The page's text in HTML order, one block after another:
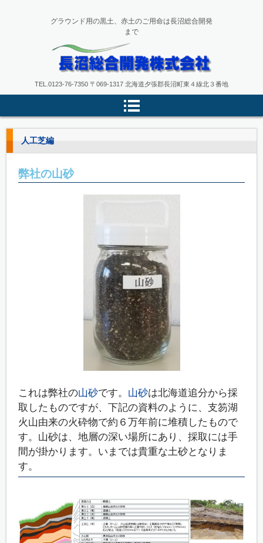
長沼総合開発株式会社
グラウンド用の黒土、赤土のご用命は長沼総合開発
まで
TEL. 0123-76-7350 〒069-1317 北海道夕張郡長沼町東４線北３番地
人工芝編
弊社の山砂
これは弊社の山砂です。 山砂は北海道追分から採
取したものですが、下記の資料のように、支笏湖
火山由来の火砕物で約６万年前に堆積したもので
す。山砂は、地層の深い場所にあり、採取には手
間が掛かります。いまでは貴重な土砂となりま
す。